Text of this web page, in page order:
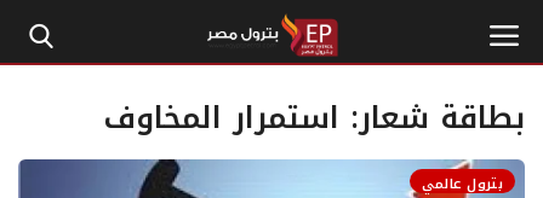
الرئيسية
بطاقة شعار: استمرار المخاوف
بترول عالمي